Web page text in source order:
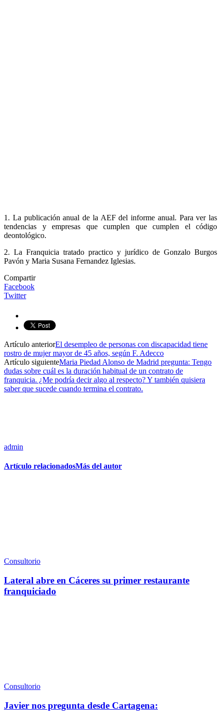
1. La publicación anual de la AEF del informe anual. Para ver las
tendencias y empresas que cumplen que cumplen el código
deontológico.
2. La Franquicia tratado practico y jurídico de Gonzalo Burgos
Pavón y Maria Susana Fernandez Iglesias.
Compartir
Facebook
Twitter
Artículo anteriorEl desempleo de personas con discapacidad tiene
rostro de mujer mayor de 45 años, según F. Adecco
Artículo siguienteMaria Piedad Alonso de Madrid pregunta: Tengo
dudas sobre cuál es la duración habitual de un contrato de
franquicia. ¿Me podría decir algo al respecto? Y también quisiera
saber que sucede cuando termina el contrato.
admin
Artículo relacionadosMás del autor
Consultorio
Lateral abre en Cáceres su primer restaurante
franquiciado
Consultorio
Javier nos pregunta desde Cartagena: